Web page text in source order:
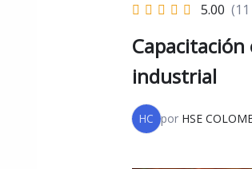
5.00
industrial
HC por HSE